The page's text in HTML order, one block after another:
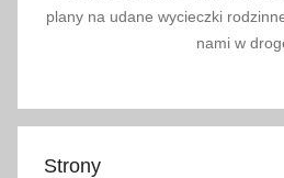
plany na udane wycieczki
nami w
Strony